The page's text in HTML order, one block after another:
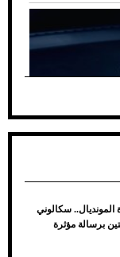
أشهرسكالوني
برسالة مؤثرة